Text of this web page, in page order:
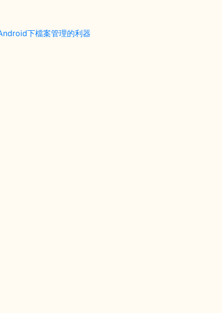
下檔案管理的利器